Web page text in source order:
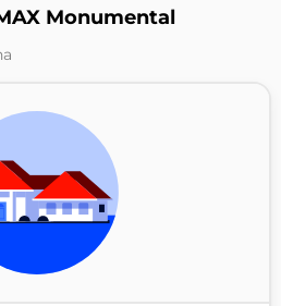
Monumental